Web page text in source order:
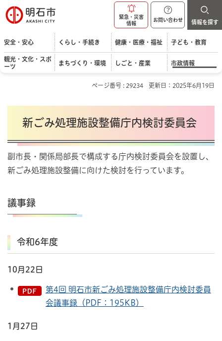
明石市
緊急・災害
情報
お問い合わせ 情報を探す
安全・安心 くらし・手続き 健康・医療・福祉 子ども・教育
観光・文化・スポ
ーツ
まちづくり・環境 しごと・産業 市政情報
ページ番号 : 29234 更新日：2025年6月19日
新ごみ処理施設整備庁内検討委員会
副市長・関係局部長で構成する庁内検討委員会を設置し、
新ごみ処理施設整備に向けた検討を行っています。
議事録
令和6年度
10月22日
第4回 明石市新ごみ処理施設整備庁内検討委員
会議事録（PDF：195KB）
1月27日